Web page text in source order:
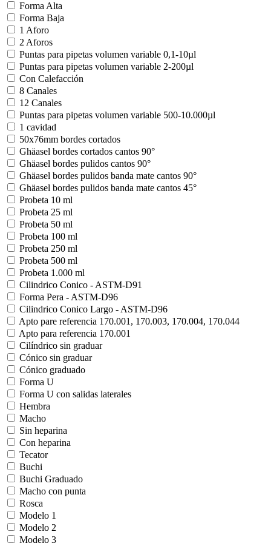
Forma Alta
Forma Baja
1 Aforo
2 Aforos
Puntas para pipetas volumen variable 0,1-10µl
Puntas para pipetas volumen variable 2-200µl
Con Calefacción
8 Canales
12 Canales
Puntas para pipetas volumen variable 500-10.000µl
1 cavidad
50x76mm bordes cortados
Ghäasel bordes cortados cantos 90°
Ghäasel bordes pulidos cantos 90°
Ghäasel bordes pulidos banda mate cantos 90°
Ghäasel bordes pulidos banda mate cantos 45°
Probeta 10 ml
Probeta 25 ml
Probeta 50 ml
Probeta 100 ml
Probeta 250 ml
Probeta 500 ml
Probeta 1.000 ml
Cilindrico Conico - ASTM-D91
Forma Pera - ASTM-D96
Cilindrico Conico Largo - ASTM-D96
Apto pare referencia 170.001, 170.003, 170.004, 170.044
Apto para referencia 170.001
Cilíndrico sin graduar
Cónico sin graduar
Cónico graduado
Forma U
Forma U con salidas laterales
Hembra
Macho
Sin heparina
Con heparina
Tecator
Buchi
Buchi Graduado
Macho con punta
Rosca
Modelo 1
Modelo 2
Modelo 3